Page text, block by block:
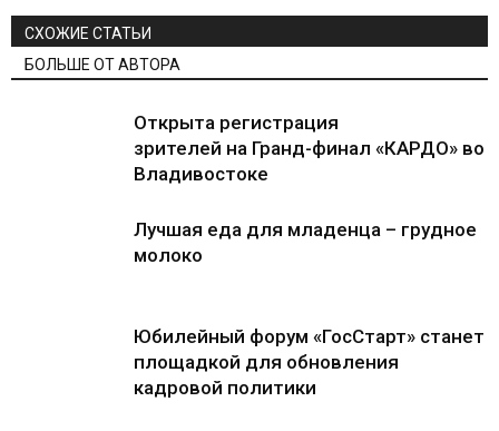
СХОЖИЕ СТАТЬИ
БОЛЬШЕ ОТ АВТОРА
Открыта регистрация
зрителей на Гранд-финал «КАРДО» во
Владивостоке
Лучшая еда для младенца – грудное
молоко
Юбилейный форум «ГосСтарт» станет
площадкой для обновления
кадровой политики